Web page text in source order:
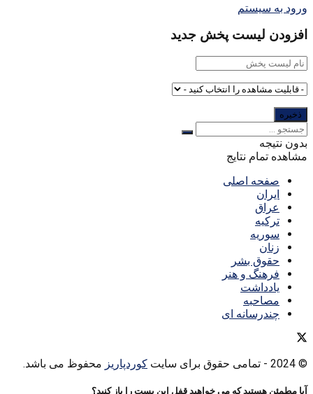
ورود به سیستم
افزودن لیست پخش جدید
بدون نتیجه
مشاهده تمام نتایج
صفحه اصلی
ایران
عراق
ترکیه
سوریه
زنان
حقوق بشر
فرهنگ و هنر
یادداشت
مصاحبه
چندرسانه ای
© 2024 - تمامی حقوق برای سایت کوردپاریز محفوظ می باشد.
آیا مطمئن هستید که می خواهید قفل این پست را باز کنید؟